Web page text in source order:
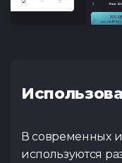
В современных
используются